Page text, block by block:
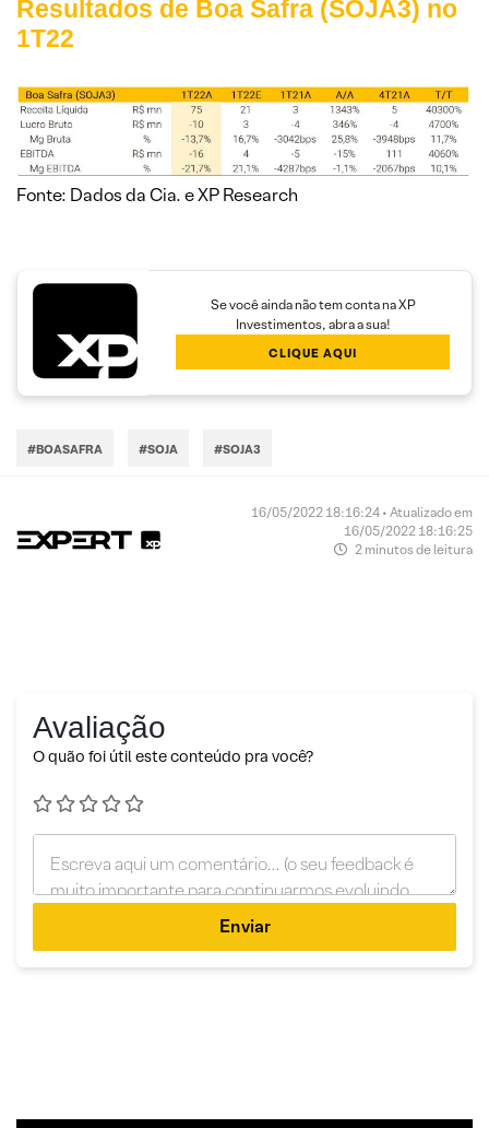
Resultados de Boa Safra (SOJA3) no
1T22
Fonte: Dados da Cia. e XP Research
Se você ainda não tem conta na XP
Investimentos, abra a sua!
CLIQUE AQUI
#BOASAFRA #SOJA #SOJA3
16/05/2022 18:16:24 • Atualizado em
16/05/2022 18:16:25
2 minutos de leitura
Avaliação
O quão foi útil este conteúdo pra você?
Enviar